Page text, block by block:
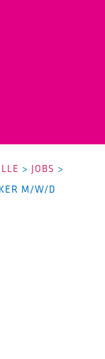
> JOBS >
M/W/D